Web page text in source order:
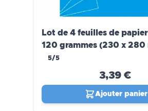
Lot de 4 feuilles de
120 grammes (230 x 280
5/5
3,39 €
Ajouter panier